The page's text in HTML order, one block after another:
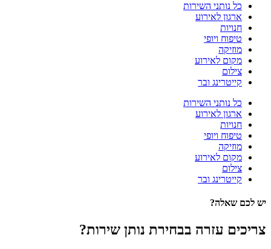
כל נותני השירות
ארגון לאירוע
חנויות
טיפוח ויופי
מוזיקה
מקום לאירוע
צילום
קייטרינג ובר
כל נותני השירות
ארגון לאירוע
חנויות
טיפוח ויופי
מוזיקה
מקום לאירוע
צילום
קייטרינג ובר
יש לכם שאלה?
צריכים עזרה בבחירת נותן שירות?